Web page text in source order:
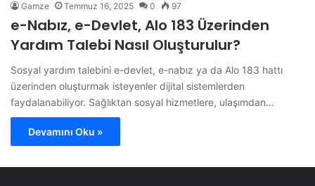
Gamze Temmuz 16, 2025 0 97
e-Nabız, e-Devlet, Alo 183 Üzerinden
Yardım Talebi Nasıl Oluşturulur?
Sosyal yardım talebini e-devlet, e-nabız ya da Alo 183 hattı
üzerinden oluşturmak isteyenler dijital sistemlerden
faydalanabiliyor. Sağlıktan sosyal hizmetlere, ulaşımdan…
Devamını Oku »